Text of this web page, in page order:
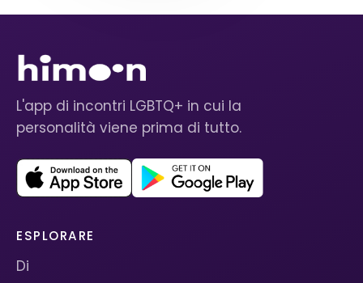
L'app di incontri LGBTQ+ in cui la
personalità viene prima di tutto.
ESPLORARE
Di